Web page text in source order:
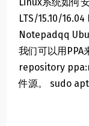
Linux系统如何
LTS/15.10/
Notepadqq
我们可以用
repository
件源。 sudo